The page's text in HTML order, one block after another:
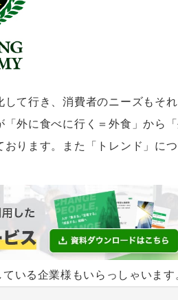
て行き、消費者のニーズもそ
外に食べに行く＝外食」から
ります。また「トレンド」に
いる企業様もいらっしゃいます